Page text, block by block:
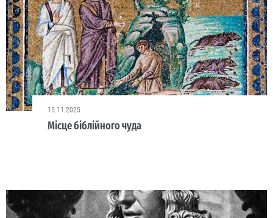
15.11.2025
Місце біблійного чуда